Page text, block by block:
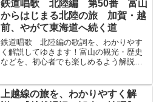
をながれ出て末すえは越...
鉄道唱歌 北陸編 第50番 富山
からはじまる北陸の旅 加賀・越
前、やがて東海道へ続く道
鉄道唱歌 北陸編の歌詞を、わかりやす
く解説してゆきます！富山の観光・歴史
などを、初心者でも楽しめるよう解説し
こゝよりおこる鐵道てつどうは加賀かが
上越線の旅を、わかりやすく解